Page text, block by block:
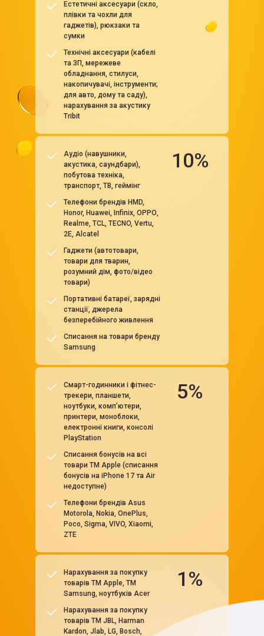
Естетичні аксесуари (скло,
плівки та чохли для
гаджетів), рюкзаки та
сумки
Технічні аксесуари (кабелі
та ЗП, мережеве
обладнання, стилуси,
накопичувачі, інструменти;
для авто, дому та саду),
нарахування за акустику
Tribit
Аудіо (навушники,
акустика, саундбари),
побутова техніка,
транспорт, ТВ, геймінг
Телефони брендів HMD,
Honor, Huawei, Infinix, ОРРО,
Realme, TCL, TECNO, Vertu,
2E, Alcatel
Гаджети (автотовари,
товари для тварин,
розумний дім, фото/відео
товари)
Портативні батареї, зарядні
станції, джерела
безперебійного живлення
Списання на товари бренду
Samsung
10%
Смарт-годинники і фітнес-
трекери, планшети,
ноутбуки, компʼютери,
принтери, моноблоки,
електронні книги, консолі
PlayStation
Списання бонусів на всі
товари ТМ Apple (списання
бонусів на iPhone 17 та Air
недоступне)
Телефони брендів Asus
Motorola, Nokia, OnePlus,
Poco, Sigma, VIVO, Xiaomi,
ZTE
5%
Нарахування за покупку
товарів ТМ Applе, ТМ
Samsung, ноутбуків Acer
Нарахування за покупку
товарів ТМ JBL, Harman
Kardon, Jlab, LG, Bosch,
1%